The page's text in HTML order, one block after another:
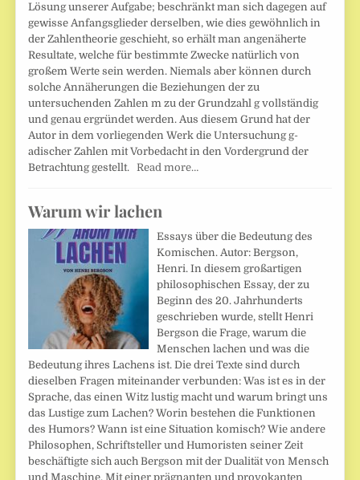
Lösung unserer Aufgabe; beschränkt man sich dagegen auf
gewisse Anfangsglieder derselben, wie dies gewöhnlich in
der Zahlentheorie geschieht, so erhält man angenäherte
Resultate, welche für bestimmte Zwecke natürlich von
großem Werte sein werden. Niemals aber können durch
solche Annäherungen die Beziehungen der zu
untersuchenden Zahlen m zu der Grundzahl g vollständig
und genau ergründet werden. Aus diesem Grund hat der
Autor in dem vorliegenden Werk die Untersuchung g-
adischer Zahlen mit Vorbedacht in den Vordergrund der
Betrachtung gestellt.Read more…
Warum wir lachen
Essays über die Bedeutung des
Komischen. Autor: Bergson,
Henri. In diesem großartigen
philosophischen Essay, der zu
Beginn des 20. Jahrhunderts
geschrieben wurde, stellt Henri
Bergson die Frage, warum die
Menschen lachen und was die
Bedeutung ihres Lachens ist. Die drei Texte sind durch
dieselben Fragen miteinander verbunden: Was ist es in der
Sprache, das einen Witz lustig macht und warum bringt uns
das Lustige zum Lachen? Worin bestehen die Funktionen
des Humors? Wann ist eine Situation komisch? Wie andere
Philosophen, Schriftsteller und Humoristen seiner Zeit
beschäftigte sich auch Bergson mit der Dualität von Mensch
und Maschine. Mit einer prägnanten und provokanten